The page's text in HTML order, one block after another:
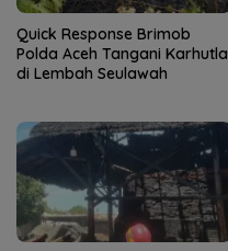
Quick Response Brimob
Polda Aceh Tangani Karhutla
di Lembah Seulawah